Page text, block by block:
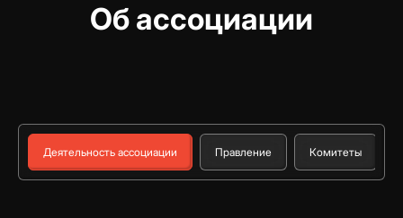
Об ассоциации
Деятельность ассоциации Правление Комитеты